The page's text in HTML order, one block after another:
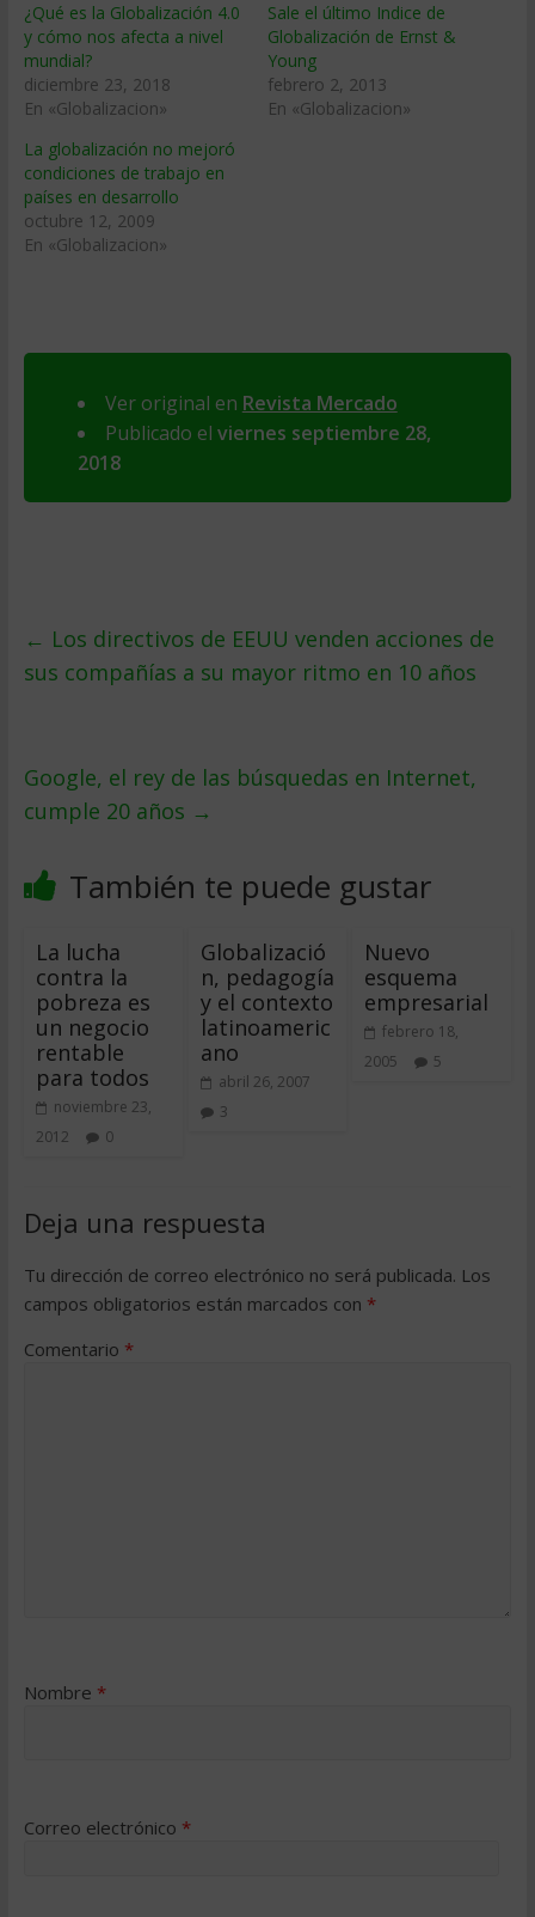
¿Qué es la Globalización 4.0
y cómo nos afecta a nivel
mundial?
diciembre 23, 2018
En «Globalizacion»
Sale el último Indice de
Globalización de Ernst &
Young
febrero 2, 2013
En «Globalizacion»
La globalización no mejoró
condiciones de trabajo en
países en desarrollo
octubre 12, 2009
En «Globalizacion»
Ver original en Revista Mercado
Publicado el viernes septiembre 28,
2018
← Los directivos de EEUU venden acciones de
sus compañías a su mayor ritmo en 10 años
Google, el rey de las búsquedas en Internet,
cumple 20 años →
También te puede gustar
La lucha
contra la
pobreza es
un negocio
rentable
para todos
noviembre 23,
2012
0
Globalizació
n, pedagogía
y el contexto
latinoameric
ano
abril 26, 2007
3
Nuevo
esquema
empresarial
febrero 18,
2005
5
Deja una respuesta
Tu dirección de correo electrónico no será publicada. Los
campos obligatorios están marcados con *
Comentario *
Nombre *
Correo electrónico *